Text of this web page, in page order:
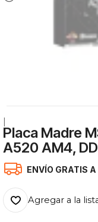
Placa Madre
A520 AM4,
ENVÍO GRATIS
Agregar a la